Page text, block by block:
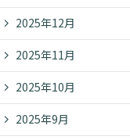
2025年12月
2025年11月
2025年10月
2025年9月